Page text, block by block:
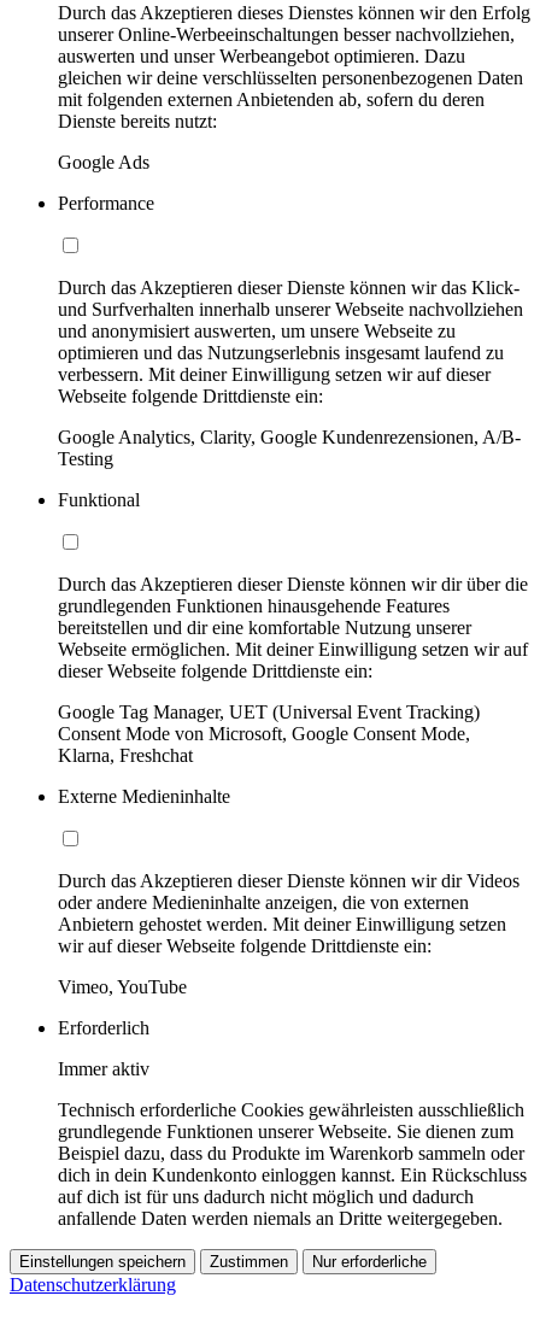
Durch das Akzeptieren dieses Dienstes können wir den Erfolg
unserer Online-Werbeeinschaltungen besser nachvollziehen,
auswerten und unser Werbeangebot optimieren. Dazu
gleichen wir deine verschlüsselten personenbezogenen Daten
mit folgenden externen Anbietenden ab, sofern du deren
Dienste bereits nutzt:
Google Ads
Performance
Durch das Akzeptieren dieser Dienste können wir das Klick-
und Surfverhalten innerhalb unserer Webseite nachvollziehen
und anonymisiert auswerten, um unsere Webseite zu
optimieren und das Nutzungserlebnis insgesamt laufend zu
verbessern. Mit deiner Einwilligung setzen wir auf dieser
Webseite folgende Drittdienste ein:
Google Analytics, Clarity, Google Kundenrezensionen, A/B-
Testing
Funktional
Durch das Akzeptieren dieser Dienste können wir dir über die
grundlegenden Funktionen hinausgehende Features
bereitstellen und dir eine komfortable Nutzung unserer
Webseite ermöglichen. Mit deiner Einwilligung setzen wir auf
dieser Webseite folgende Drittdienste ein:
Google Tag Manager, UET (Universal Event Tracking)
Consent Mode von Microsoft, Google Consent Mode,
Klarna, Freshchat
Externe Medieninhalte
Durch das Akzeptieren dieser Dienste können wir dir Videos
oder andere Medieninhalte anzeigen, die von externen
Anbietern gehostet werden. Mit deiner Einwilligung setzen
wir auf dieser Webseite folgende Drittdienste ein:
Vimeo, YouTube
Erforderlich
Immer aktiv
Technisch erforderliche Cookies gewährleisten ausschließlich
grundlegende Funktionen unserer Webseite. Sie dienen zum
Beispiel dazu, dass du Produkte im Warenkorb sammeln oder
dich in dein Kundenkonto einloggen kannst. Ein Rückschluss
auf dich ist für uns dadurch nicht möglich und dadurch
anfallende Daten werden niemals an Dritte weitergegeben.
Einstellungen speichern Zustimmen Nur erforderliche
Datenschutzerklärung